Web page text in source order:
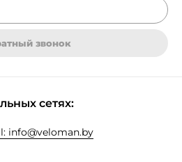
звонок
сетях:
info@veloman.by